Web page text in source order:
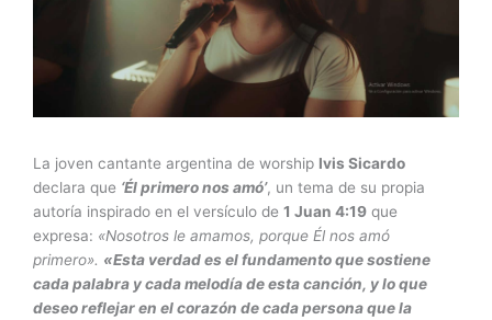
La joven cantante argentina de worship Ivis Sicardo
declara que ‘Él primero nos amó’, un tema de su propia
autoría inspirado en el versículo de 1 Juan 4:19 que
expresa: «Nosotros le amamos, porque Él nos amó
primero». «Esta verdad es el fundamento que sostiene
cada palabra y cada melodía de esta canción, y lo que
deseo reflejar en el corazón de cada persona que la